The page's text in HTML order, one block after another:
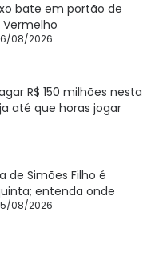
bate em portão de
08/2026
R$ 150 milhões nesta
até que horas jogar
de Simões Filho é
entenda onde
08/2026